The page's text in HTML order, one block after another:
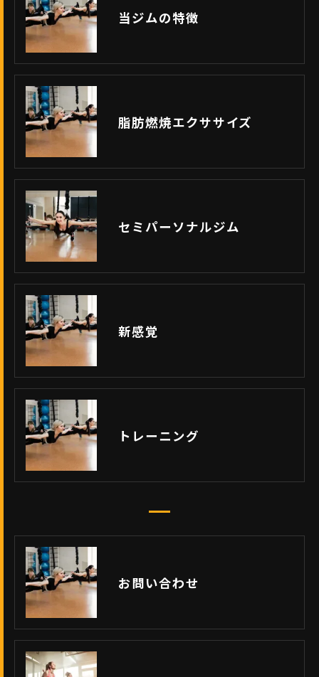
当ジムの特徴
脂肪燃焼エクササイズ
セミパーソナルジム
新感覚
トレーニング
お問い合わせ